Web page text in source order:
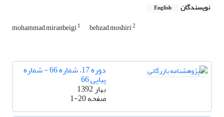
نویسندگان English
mohammad miranbeigi1 behzad moshiri2
دوره 17، شماره 66 - شماره
پیاپی 66
بهار 1392
صفحه1-20